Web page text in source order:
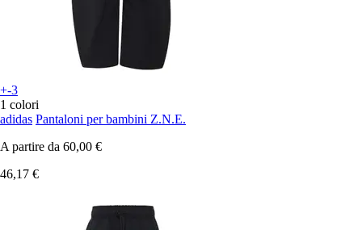
+-3
1 colori
adidas Pantaloni per bambini Z.N.E.
A partire da 60,00 €
46,17 €